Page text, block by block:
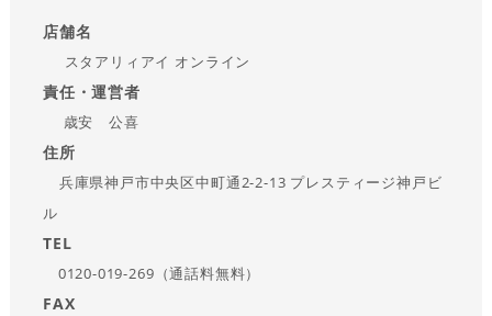
店舗名
スタアリィアイ オンライン
責任・運営者
歳安 公喜
住所
兵庫県神戸市中央区中町通2-2-13 プレスティージ神戸ビ
ル
TEL
0120-019-269（通話料無料）
FAX